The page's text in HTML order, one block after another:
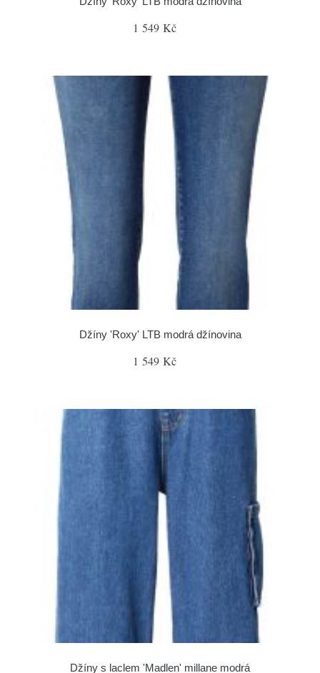
1 549 Kč
Džíny 'Roxy' LTB modrá džínovina
1 549 Kč
Džíny s laclem 'Madlen' millane modrá